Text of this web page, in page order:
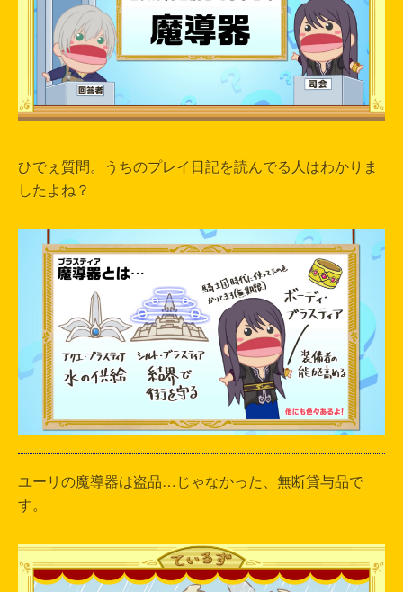
ひでぇ質問。うちのプレイ日記を読んでる人はわかりま
したよね？
ユーリの魔導器は盗品…じゃなかった、無断貸与品で
す。